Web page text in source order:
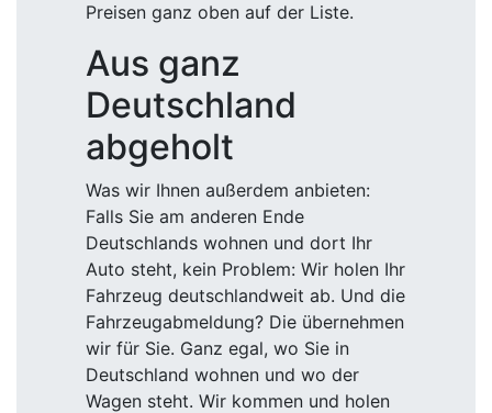
Preisen ganz oben auf der Liste.
Aus ganz
Deutschland
abgeholt
Was wir Ihnen außerdem anbieten:
Falls Sie am anderen Ende
Deutschlands wohnen und dort Ihr
Auto steht, kein Problem: Wir holen Ihr
Fahrzeug deutschlandweit ab. Und die
Fahrzeugabmeldung? Die übernehmen
wir für Sie. Ganz egal, wo Sie in
Deutschland wohnen und wo der
Wagen steht. Wir kommen und holen